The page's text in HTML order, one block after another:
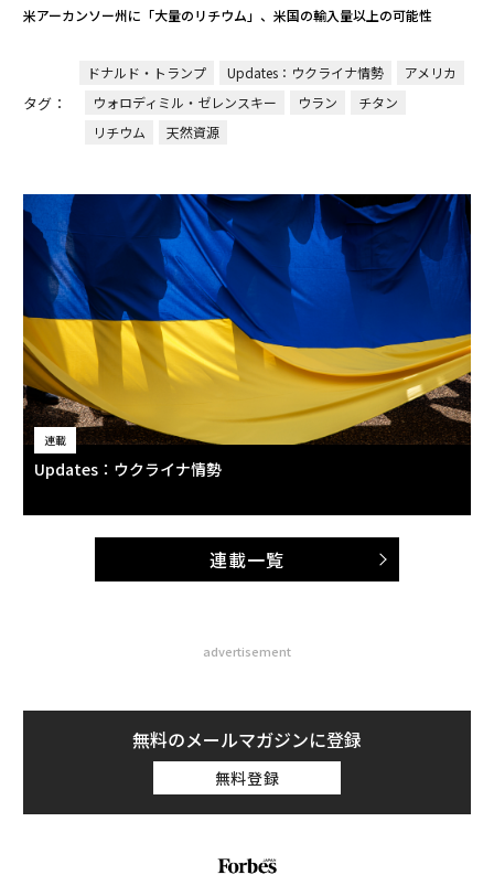
米アーカンソー州に「大量のリチウム」、米国の輸入量以上の可能性
タグ：
ドナルド・トランプ Updates：ウクライナ情勢
アメリカ
ウォロディミル・ゼレンスキー
ウラン
チタン
リチウム
天然資源
連載
Updates：ウクライナ情勢
連載一覧
advertisement
無料のメールマガジンに登録
無料登録